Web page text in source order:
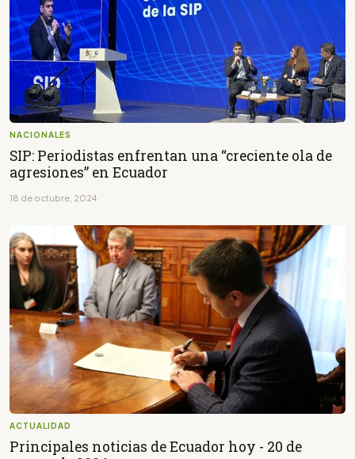
NACIONALES
SIP: Periodistas enfrentan una “creciente ola de
agresiones” en Ecuador
18 de octubre, 2024
ACTUALIDAD
Principales noticias de Ecuador hoy - 20 de